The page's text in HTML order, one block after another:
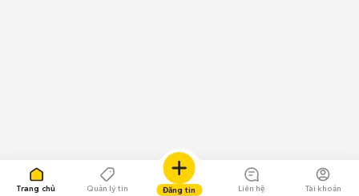
Trang chủ Quản lý tin Đăng tin Liên hệ Tài khoản